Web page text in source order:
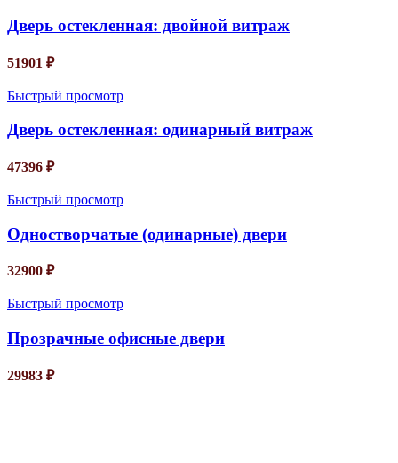
Дверь остекленная: двойной витраж
51901 ₽
Быстрый просмотр
Дверь остекленная: одинарный витраж
47396 ₽
Быстрый просмотр
Одностворчатые (одинарные) двери
32900 ₽
Быстрый просмотр
Прозрачные офисные двери
29983 ₽